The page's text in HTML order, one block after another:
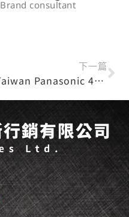
Brand consultant
下一篇
Taiwan Panasonic 45th anniversary